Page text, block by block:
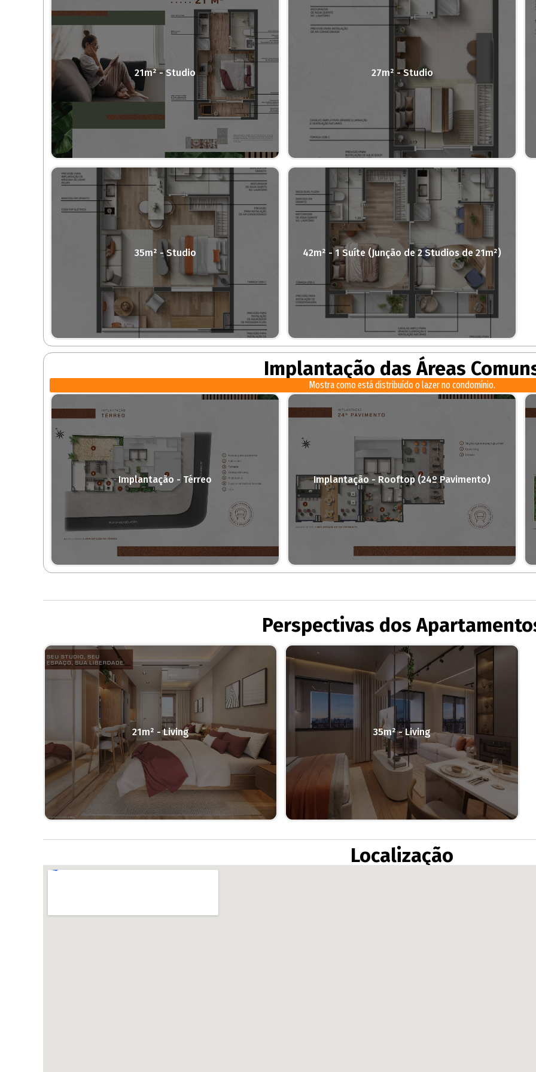
21m² - Studio 27m² - Studio
35m² - Studio 42m² - 1 Suíte (Junção de 2 Studios de 21m²)
Implantação das Áreas
Mostra como está distribuído o lazer no condomínio.
Implantação - Térreo Implantação - Rooftop (24º Pavimento)
Perspectivas dos
21m² - Living 35m² - Living
Localização